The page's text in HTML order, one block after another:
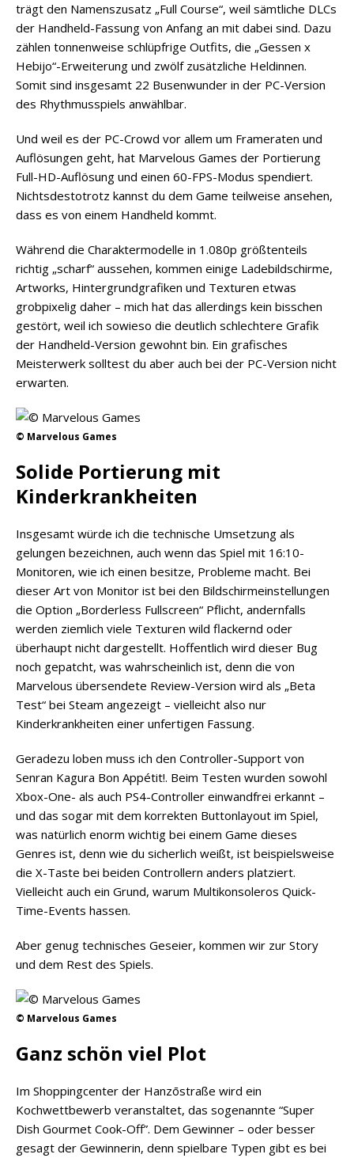
trägt den Namenszusatz „Full Course“, weil sämtliche DLCs
der Handheld-Fassung von Anfang an mit dabei sind. Dazu
zählen tonnenweise schlüpfrige Outfits, die „Gessen x
Hebijo“-Erweiterung und zwölf zusätzliche Heldinnen.
Somit sind insgesamt 22 Busenwunder in der PC-Version
des Rhythmusspiels anwählbar.
Und weil es der PC-Crowd vor allem um Frameraten und
Auflösungen geht, hat Marvelous Games der Portierung
Full-HD-Auflösung und einen 60-FPS-Modus spendiert.
Nichtsdestotrotz kannst du dem Game teilweise ansehen,
dass es von einem Handheld kommt.
Während die Charaktermodelle in 1.080p größtenteils
richtig „scharf“ aussehen, kommen einige Ladebildschirme,
Artworks, Hintergrundgrafiken und Texturen etwas
grobpixelig daher – mich hat das allerdings kein bisschen
gestört, weil ich sowieso die deutlich schlechtere Grafik
der Handheld-Version gewohnt bin. Ein grafisches
Meisterwerk solltest du aber auch bei der PC-Version nicht
erwarten.
© Marvelous Games
Solide Portierung mit
Kinderkrankheiten
Insgesamt würde ich die technische Umsetzung als
gelungen bezeichnen, auch wenn das Spiel mit 16:10-
Monitoren, wie ich einen besitze, Probleme macht. Bei
dieser Art von Monitor ist bei den Bildschirmeinstellungen
die Option „Borderless Fullscreen“ Pflicht, andernfalls
werden ziemlich viele Texturen wild flackernd oder
überhaupt nicht dargestellt. Hoffentlich wird dieser Bug
noch gepatcht, was wahrscheinlich ist, denn die von
Marvelous übersendete Review-Version wird als „Beta
Test“ bei Steam angezeigt – vielleicht also nur
Kinderkrankheiten einer unfertigen Fassung.
Geradezu loben muss ich den Controller-Support von
Senran Kagura Bon Appétit!. Beim Testen wurden sowohl
Xbox-One- als auch PS4-Controller einwandfrei erkannt –
und das sogar mit dem korrekten Buttonlayout im Spiel,
was natürlich enorm wichtig bei einem Game dieses
Genres ist, denn wie du sicherlich weißt, ist beispielsweise
die X-Taste bei beiden Controllern anders platziert.
Vielleicht auch ein Grund, warum Multikonsoleros Quick-
Time-Events hassen.
Aber genug technisches Geseier, kommen wir zur Story
und dem Rest des Spiels.
© Marvelous Games
Ganz schön viel Plot
Im Shoppingcenter der Hanzōstraße wird ein
Kochwettbewerb veranstaltet, das sogenannte “Super
Dish Gourmet Cook-Off”. Dem Gewinner – oder besser
gesagt der Gewinnerin, denn spielbare Typen gibt es bei